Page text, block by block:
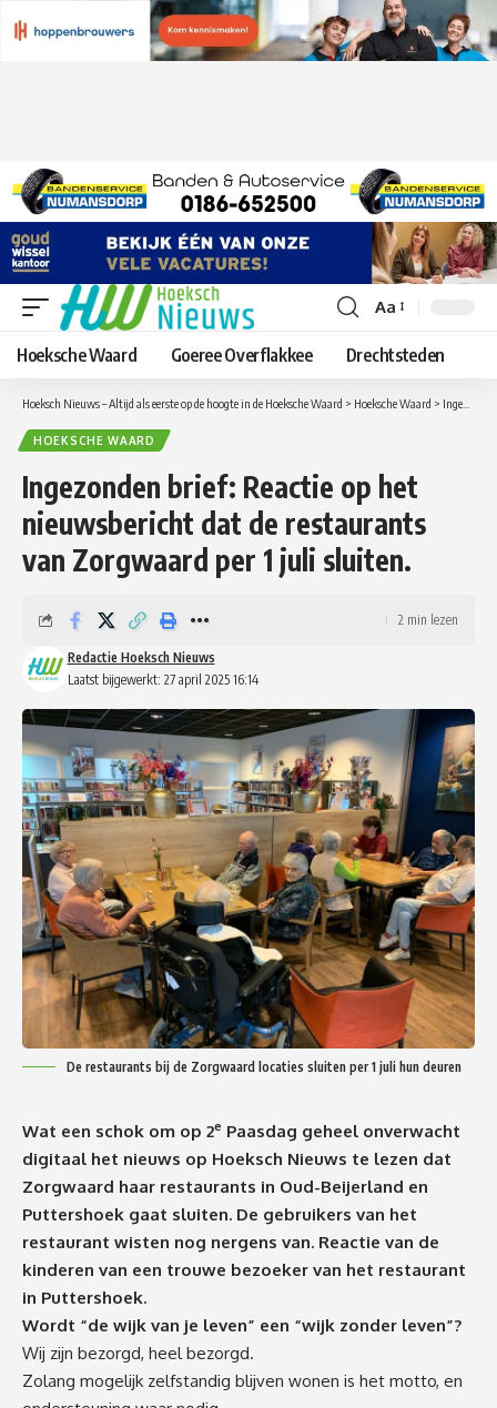
Lettergrootte
aanpassen
Aa
Hoeksche Waard Goeree Overflakkee Drechtsteden
Hoeksch Nieuws – Altijd als eerste op de hoogte in de Hoeksche Waard > Hoeksche Waard > Ingezonden brief: Reactie op het nieuwsbericht dat de restaurants van Zorgwaard per 1 juli sluiten.
HOEKSCHE WAARD
Ingezonden brief: Reactie op het
nieuwsbericht dat de restaurants
van Zorgwaard per 1 juli sluiten.
Laatst bijgewerkt: 27 april 2025 16:14
Redactie Hoeksch Nieuws
2 min lezen
De restaurants bij de Zorgwaard locaties sluiten per 1 juli hun deuren
Wat een schok om op 2e Paasdag geheel onverwacht
digitaal het nieuws op Hoeksch Nieuws te lezen dat
Zorgwaard haar restaurants in Oud-Beijerland en
Puttershoek gaat sluiten. De gebruikers van het
restaurant wisten nog nergens van. Reactie van de
kinderen van een trouwe bezoeker van het restaurant
in Puttershoek.
Wordt “de wijk van je leven” een “wijk zonder leven”?
Wij zijn bezorgd, heel bezorgd.
Zolang mogelijk zelfstandig blijven wonen is het motto, en